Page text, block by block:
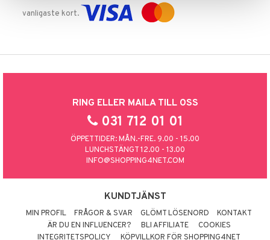
vanligaste kort.
RING ELLER MAILA TILL OSS
031 712 01 01
ÖPPETTIDER: MÅN.-FRE. 9.00 - 15.00
LUNCHSTÄNGT 12.00 - 13.00
INFO@SHOPPING4NET.COM
KUNDTJÄNST
MIN PROFIL FRÅGOR & SVAR GLÖMT LÖSENORD
KONTAKT
ÄR DU EN INFLUENCER?
BLI AFFILIATE
COOKIES
INTEGRITETSPOLICY
KÖPVILLKOR FÖR SHOPPING4NET